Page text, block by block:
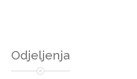
Odjeljenja